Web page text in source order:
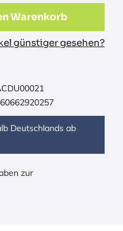
Warenkorb
günstiger gesehen?
Deutschlands ab
zur